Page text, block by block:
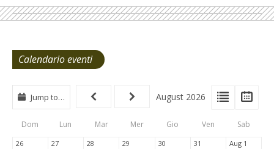
Calendario eventi
View
Type
Tabs
View
List
Jump to… August 2026
Dom Lun Mar Mer Gio Ven Sab
26 27 28 29 30 31 Aug 1